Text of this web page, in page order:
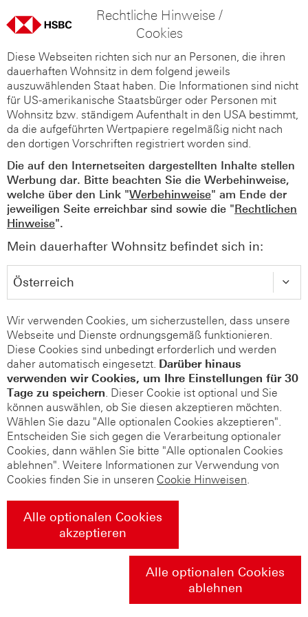
Rechtliche Hinweise /
Cookies
Diese Webseiten richten sich nur an Personen, die ihren
dauerhaften Wohnsitz in dem folgend jeweils
auszuwählenden Staat haben. Die Informationen sind nicht
für US-amerikanische Staatsbürger oder Personen mit
Wohnsitz bzw. ständigem Aufenthalt in den USA bestimmt,
da die aufgeführten Wertpapiere regelmäßig nicht nach
den dortigen Vorschriften registriert worden sind.
Die auf den Internetseiten dargestellten Inhalte stellen
Werbung dar. Bitte beachten Sie die Werbehinweise,
welche über den Link "Werbehinweise" am Ende der
jeweiligen Seite erreichbar sind sowie die "Rechtlichen
Hinweise".
Mein dauerhafter Wohnsitz befindet sich in:
Wir verwenden Cookies, um sicherzustellen, dass unsere
Webseite und Dienste ordnungsgemäß funktionieren.
Diese Cookies sind unbedingt erforderlich und werden
daher automatisch eingesetzt. Darüber hinaus
verwenden wir Cookies, um Ihre Einstellungen für 30
Tage zu speichern. Dieser Cookie ist optional und Sie
können auswählen, ob Sie diesen akzeptieren möchten.
Wählen Sie dazu "Alle optionalen Cookies akzeptieren".
Entscheiden Sie sich gegen die Verarbeitung optionaler
Cookies, dann wählen Sie bitte "Alle optionalen Cookies
ablehnen". Weitere Informationen zur Verwendung von
Cookies finden Sie in unseren Cookie Hinweisen.
Alle optionalen Cookies
akzeptieren
Alle optionalen Cookies
ablehnen